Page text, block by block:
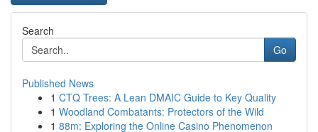
Search
Go
Published News
1 CTQ Trees: A Lean DMAIC Guide to Key Quality
1 Woodland Combatants: Protectors of the Wild
1 88m: Exploring the Online Casino Phenomenon